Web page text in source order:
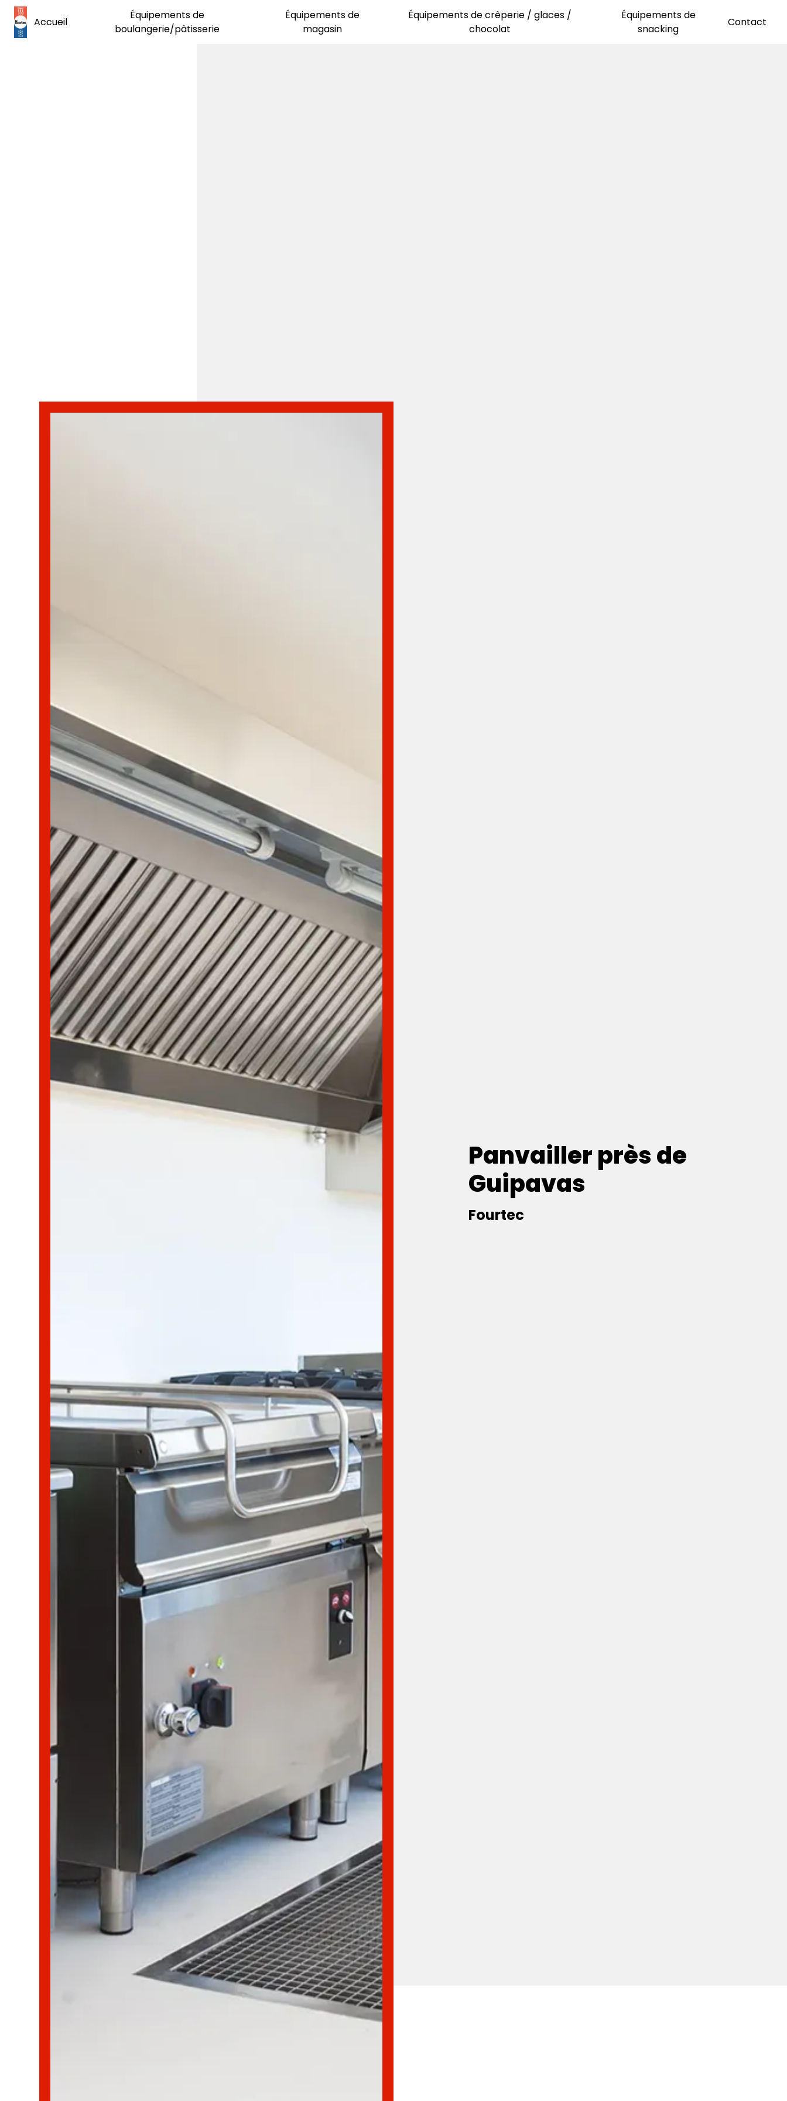
Accueil
Équipements de
boulangerie/pâtisserie
Équipements de
magasin
Équipements de crêperie / glaces /
chocolat
Équipements de
snacking
Contact
Panvailler près de
Guipavas
Fourtec
Panneau de gestion des cookies